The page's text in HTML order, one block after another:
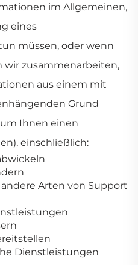
im Allgemeinen,
eines
müssen, oder wenn
wir zusammenarbeiten,
aus einem mit
Grund
Ihnen einen
einschließlich:
Arten von Support
Dienstleistungen